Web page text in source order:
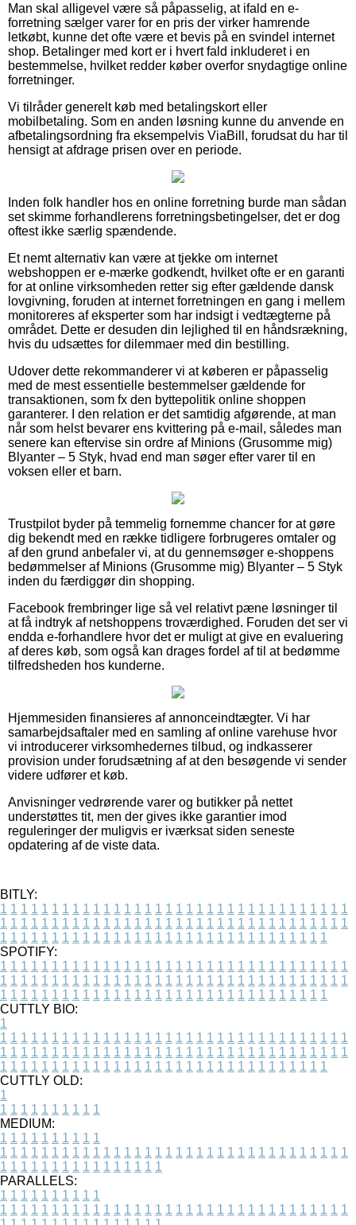
Man skal alligevel være så påpasselig, at ifald en e-
forretning sælger varer for en pris der virker hamrende
letkøbt, kunne det ofte være et bevis på en svindel internet
shop. Betalinger med kort er i hvert fald inkluderet i en
bestemmelse, hvilket redder køber overfor snydagtige online
forretninger.
Vi tilråder generelt køb med betalingskort eller
mobilbetaling. Som en anden løsning kunne du anvende en
afbetalingsordning fra eksempelvis ViaBill, forudsat du har til
hensigt at afdrage prisen over en periode.
Inden folk handler hos en online forretning burde man sådan
set skimme forhandlerens forretningsbetingelser, det er dog
oftest ikke særlig spændende.
Et nemt alternativ kan være at tjekke om internet
webshoppen er e-mærke godkendt, hvilket ofte er en garanti
for at online virksomheden retter sig efter gældende dansk
lovgivning, foruden at internet forretningen en gang i mellem
monitoreres af eksperter som har indsigt i vedtægterne på
området. Dette er desuden din lejlighed til en håndsrækning,
hvis du udsættes for dilemmaer med din bestilling.
Udover dette rekommanderer vi at køberen er påpasselig
med de mest essentielle bestemmelser gældende for
transaktionen, som fx den byttepolitik online shoppen
garanterer. I den relation er det samtidig afgørende, at man
når som helst bevarer ens kvittering på e-mail, således man
senere kan eftervise sin ordre af Minions (Grusomme mig)
Blyanter – 5 Styk, hvad end man søger efter varer til en
voksen eller et barn.
Trustpilot byder på temmelig fornemme chancer for at gøre
dig bekendt med en række tidligere forbrugeres omtaler og
af den grund anbefaler vi, at du gennemsøger e-shoppens
bedømmelser af Minions (Grusomme mig) Blyanter – 5 Styk
inden du færdiggør din shopping.
Facebook frembringer lige så vel relativt pæne løsninger til
at få indtryk af netshoppens troværdighed. Foruden det ser vi
endda e-forhandlere hvor det er muligt at give en evaluering
af deres køb, som også kan drages fordel af til at bedømme
tilfredsheden hos kunderne.
Hjemmesiden finansieres af annonceindtægter. Vi har
samarbejdsaftaler med en samling af online varehuse hvor
vi introducerer virksomhedernes tilbud, og indkasserer
provision under forudsætning af at den besøgende vi sender
videre udfører et køb.
Anvisninger vedrørende varer og butikker på nettet
understøttes tit, men der gives ikke garantier imod
reguleringer der muligvis er iværksat siden seneste
opdatering af de viste data.
BITLY:
1 1 1 1 1 1 1 1 1 1 1 1 1 1 1 1 1 1 1 1 1 1 1 1 1 1 1 1 1 1 1 1 1 1
1 1 1 1 1 1 1 1 1 1 1 1 1 1 1 1 1 1 1 1 1 1 1 1 1 1 1 1 1 1 1 1 1 1
1 1 1 1 1 1 1 1 1 1 1 1 1 1 1 1 1 1 1 1 1 1 1 1 1 1 1 1 1 1 1 1
SPOTIFY:
1 1 1 1 1 1 1 1 1 1 1 1 1 1 1 1 1 1 1 1 1 1 1 1 1 1 1 1 1 1 1 1 1 1
1 1 1 1 1 1 1 1 1 1 1 1 1 1 1 1 1 1 1 1 1 1 1 1 1 1 1 1 1 1 1 1 1 1
1 1 1 1 1 1 1 1 1 1 1 1 1 1 1 1 1 1 1 1 1 1 1 1 1 1 1 1 1 1 1 1
CUTTLY BIO:
1
1 1 1 1 1 1 1 1 1 1 1 1 1 1 1 1 1 1 1 1 1 1 1 1 1 1 1 1 1 1 1 1 1 1
1 1 1 1 1 1 1 1 1 1 1 1 1 1 1 1 1 1 1 1 1 1 1 1 1 1 1 1 1 1 1 1 1 1
1 1 1 1 1 1 1 1 1 1 1 1 1 1 1 1 1 1 1 1 1 1 1 1 1 1 1 1 1 1 1 1
CUTTLY OLD:
1
1 1 1 1 1 1 1 1 1 1
MEDIUM:
1 1 1 1 1 1 1 1 1 1
1 1 1 1 1 1 1 1 1 1 1 1 1 1 1 1 1 1 1 1 1 1 1 1 1 1 1 1 1 1 1 1 1 1
1 1 1 1 1 1 1 1 1 1 1 1 1 1 1 1
PARALLELS:
1 1 1 1 1 1 1 1 1 1
1 1 1 1 1 1 1 1 1 1 1 1 1 1 1 1 1 1 1 1 1 1 1 1 1 1 1 1 1 1 1 1 1 1